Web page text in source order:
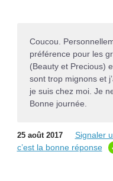
Coucou.
préférence pour les
(Beauty et Precious)
sont trop mignons et
je suis chez moi. Je
Bonne journée.
25 août 2017
Signaler
c’est la bonne réponse